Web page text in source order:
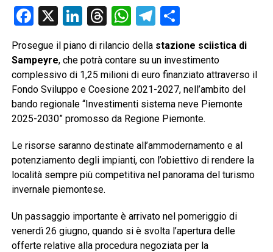
Facebook
X LinkedIn
Threads
WhatsApp
Telegram
Condividi
Prosegue il piano di rilancio della stazione sciistica di
Sampeyre, che potrà contare su un investimento
complessivo di 1,25 milioni di euro finanziato attraverso il
Fondo Sviluppo e Coesione 2021-2027, nell’ambito del
bando regionale “Investimenti sistema neve Piemonte
2025-2030” promosso da Regione Piemonte.
Le risorse saranno destinate all’ammodernamento e al
potenziamento degli impianti, con l’obiettivo di rendere la
località sempre più competitiva nel panorama del turismo
invernale piemontese.
Un passaggio importante è arrivato nel pomeriggio di
venerdì 26 giugno, quando si è svolta l’apertura delle
offerte relative alla procedura negoziata per la